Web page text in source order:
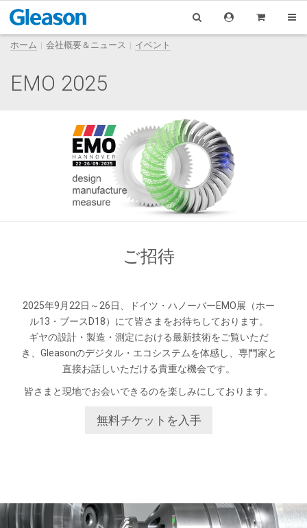
ホーム 会社概要＆ニュース イベント
EMO 2025
ご招待
2025年9月22日～26日、ドイツ・ハノーバーEMO展（ホー
ル13・ブースD18）にて皆さまをお待ちしております。
ギヤの設計・製造・測定における最新技術をご覧いただ
き、Gleasonのデジタル・エコシステムを体感し、専門家と
直接お話しいただける貴重な機会です。
皆さまと現地でお会いできるのを楽しみにしております。
無料チケットを入手